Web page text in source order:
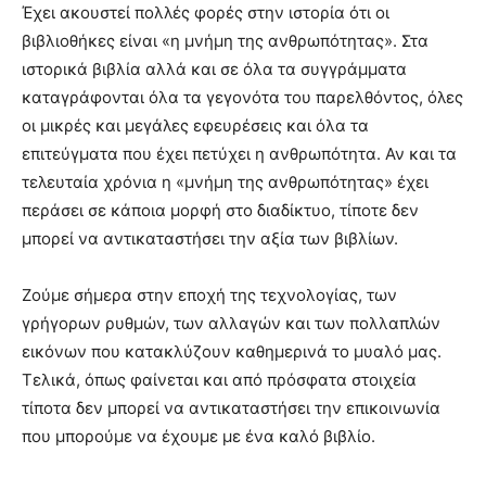
Έχει ακουστεί πολλές φορές στην ιστορία ότι οι
βιβλιοθήκες είναι «η μνήμη της ανθρωπότητας». Στα
ιστορικά βιβλία αλλά και σε όλα τα συγγράμματα
καταγράφονται όλα τα γεγονότα του παρελθόντος, όλες
οι μικρές και μεγάλες εφευρέσεις και όλα τα
επιτεύγματα που έχει πετύχει η ανθρωπότητα. Αν και τα
τελευταία χρόνια η «μνήμη της ανθρωπότητας» έχει
περάσει σε κάποια μορφή στο διαδίκτυο, τίποτε δεν
μπορεί να αντικαταστήσει την αξία των βιβλίων.
Ζούμε σήμερα στην εποχή της τεχνολογίας, των
γρήγορων ρυθμών, των αλλαγών και των πολλαπλών
εικόνων που κατακλύζουν καθημερινά το μυαλό μας.
Τελικά, όπως φαίνεται και από πρόσφατα στοιχεία
τίποτα δεν μπορεί να αντικαταστήσει την επικοινωνία
που μπορούμε να έχουμε με ένα καλό βιβλίο.